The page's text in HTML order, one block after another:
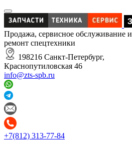
Продажа, сервисное обслуживание и
ремонт спецтехники
198216 Санкт-Петербург,
Краснопутиловская 46
info@zts-spb.ru
+7(812) 313-77-84